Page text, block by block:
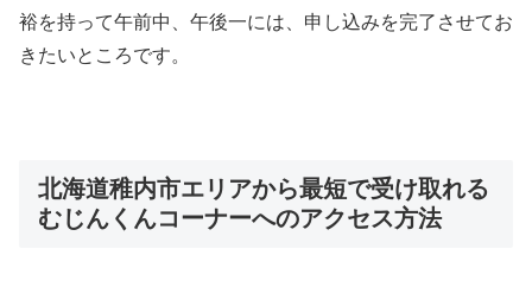
裕を持って午前中、午後一には、申し込みを完了させてお
きたいところです。
北海道稚内市エリアから最短で受け取れる
むじんくんコーナーへのアクセス方法